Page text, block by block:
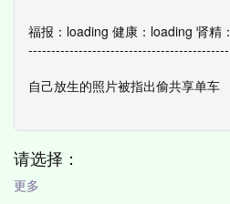
福报： loading 健康： loading 肾精：
--------------------------------------------
自己放生的照片被指出偷共享单车
请选择：
更多